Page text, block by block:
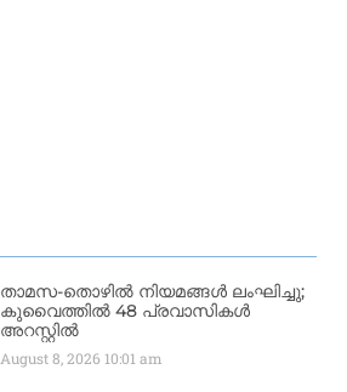
താമസ-തൊഴിൽ നിയമങ്ങൾ ലംഘിച്ചു;
കുവൈത്തിൽ 48 പ്രവാസികൾ
അറസ്റ്റിൽ
August 8, 2026 10:01 am